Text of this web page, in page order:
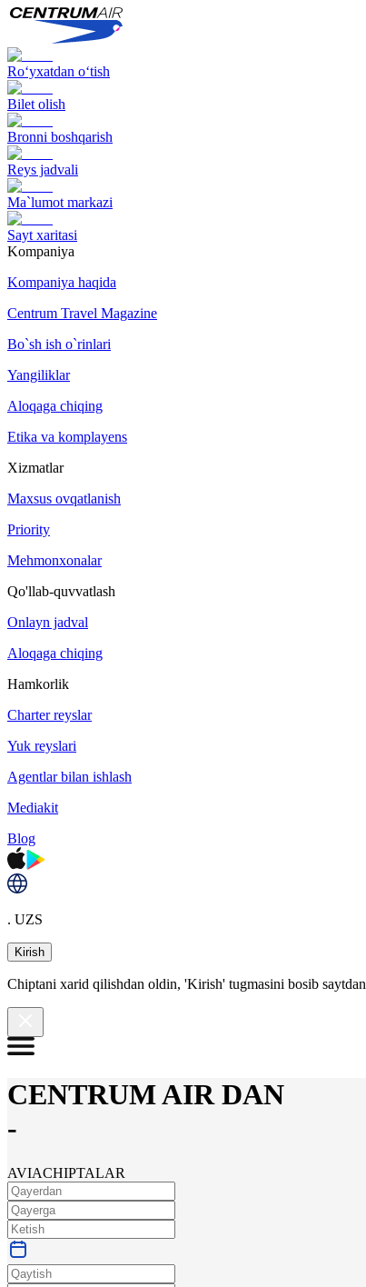
Ro‘yxatdan o‘tish
Bilet olish
Bronni boshqarish
Reys jadvali
Ma`lumot markazi
Sayt xaritasi
Kompaniya
Kompaniya haqida
Centrum Travel Magazine
Bo`sh ish o`rinlari
Yangiliklar
Aloqaga chiqing
Etika va komplayens
Xizmatlar
Maxsus ovqatlanish
Priority
Mehmonxonalar
Qo'llab-quvvatlash
Onlayn jadval
Aloqaga chiqing
Hamkorlik
Charter reyslar
Yuk reyslari
Agentlar bilan ishlash
Mediakit
Blog
. UZS
Kirish
Chiptani xarid qilishdan oldin, 'Kirish' tugmasini bosib
CENTRUM AIR DAN
-
AVIACHIPTALAR